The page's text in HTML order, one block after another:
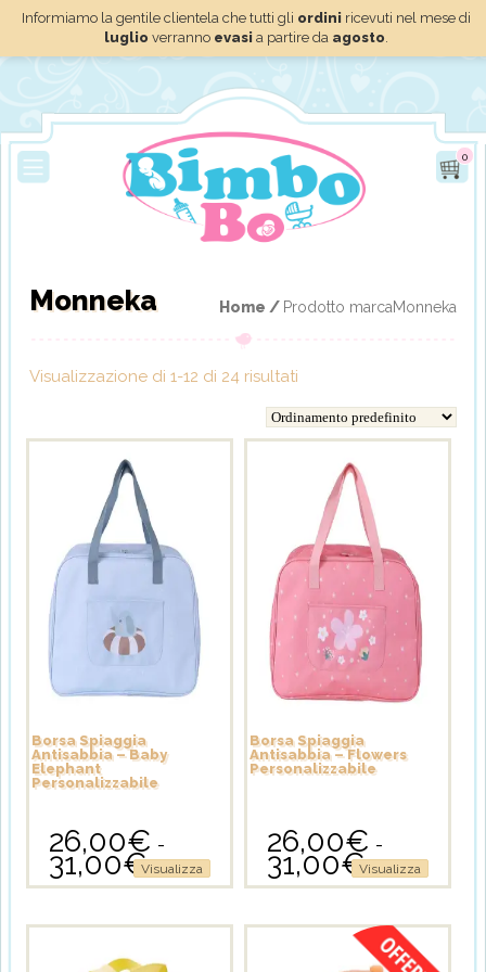
Informiamo la gentile clientela che tutti gli ordini ricevuti nel mese di
luglio verranno evasi a partire da agosto.
0
Home / Prodotto marcaMonneka
Monneka
Visualizzazione di 1-12 di 24 risultati
Borsa Spiaggia
Antisabbia – Baby
Elephant
Personalizzabile
26,00€ -
31,00€Fascia
di
da
a
Visualizza
Questo
prodotto
più
Borsa Spiaggia
Antisabbia – Flowers
Personalizzabile
26,00€ -
31,00€Fascia
di
da
26,00€
a
Visualizza
Questo
prodotto
più